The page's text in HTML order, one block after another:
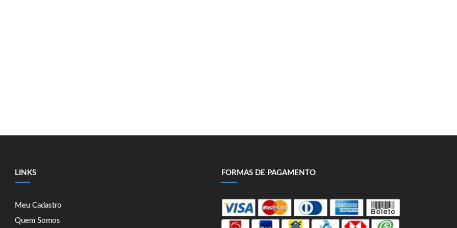
LINKS
Meu Cadastro
Quem Somos
FORMAS DE PAGAMENTO